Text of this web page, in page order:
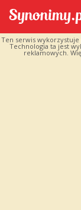
Ten serwis
Technologia ta jest
reklamowych.